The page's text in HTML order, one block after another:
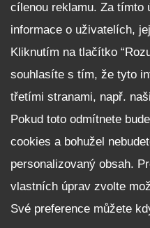
Zásady zpracování
Upozornění pro věřitele
cílenou reklamu. Za tímto
informace o uživatelích,
Kliknutím na tlačítko
souhlasíte s tím, že tyto
třetími stranami, např.
Pokud toto odmítnete
cookies a bohužel
personalizovaný obsah.
vlastních úprav zvolte
Své preference můžete